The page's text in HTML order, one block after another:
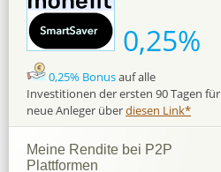
0,25%
0,25% Bonusauf alle
Investitionen der ersten 90 Tagen für
neue Anleger überdiesen Link*
Meine Rendite bei P2P
Plattformen